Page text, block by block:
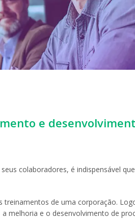
e
colaboradores, é indispensável
treinamentos de uma corporação.
melhoria e o desenvolvimento de